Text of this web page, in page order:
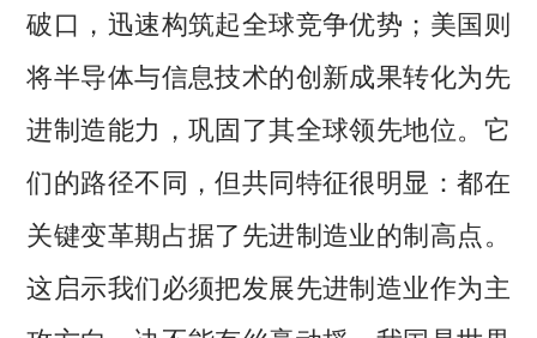
破口，迅速构筑起全球竞争优势；美国则
将半导体与信息技术的创新成果转化为先
进制造能力，巩固了其全球领先地位。它
们的路径不同，但共同特征很明显：都在
关键变革期占据了先进制造业的制高点。
这启示我们必须把发展先进制造业作为主